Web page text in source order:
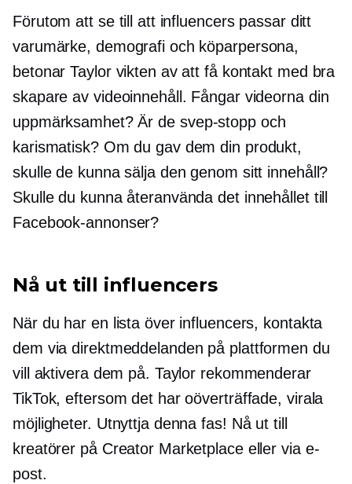
Förutom att se till att influencers passar ditt
varumärke, demografi och köparpersona,
betonar Taylor vikten av att få kontakt med bra
skapare av videoinnehåll. Fångar videorna din
uppmärksamhet? Är de svep-stoppoch
karismatisk? Om du gav dem din produkt,
skulle de kunna sälja den genom sitt innehåll?
Skulle du kunna återanvända det innehållet till
Facebook-annonser?
Nå ut till influencers
När du har en lista över influencers, kontakta
dem via direktmeddelanden på plattformen du
vill aktivera dem på. Taylor rekommenderar
TikTok, eftersom det har oöverträffade, virala
möjligheter. Utnyttja denna fas! Nå ut till
kreatörer på Creator Marketplace eller via e-
post.